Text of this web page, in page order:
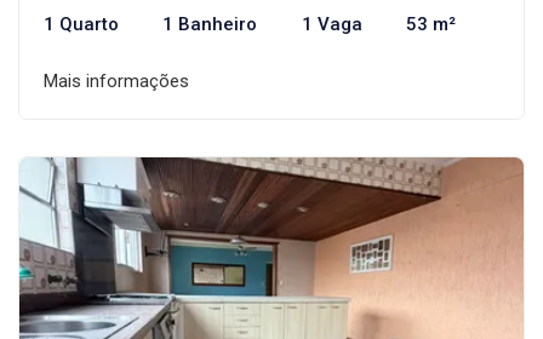
1 Quarto 1 Banheiro 1 Vaga 53 m²
Mais informações